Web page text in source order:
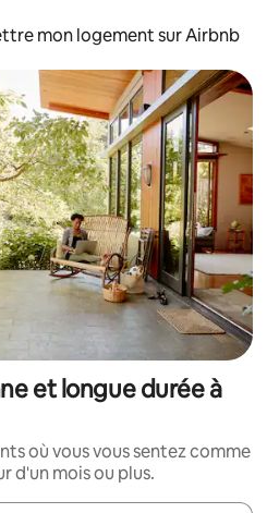
mon logement sur Airbnb
et longue durée à
où vous vous sentez comme
d'un mois ou plus.